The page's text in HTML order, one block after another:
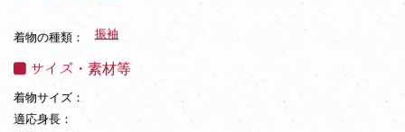
着物の種類： 振袖
サイズ・素材等
着物サイズ：
適応身長：